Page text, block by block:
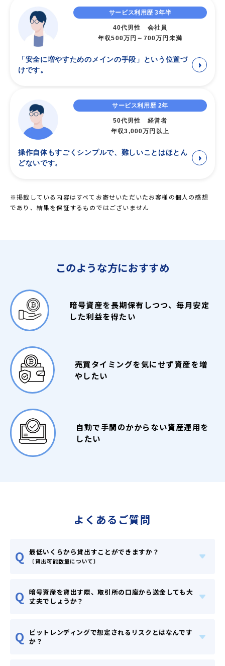
業者や運用会社の協力に基づき、独自の運用手法を採用してい
ます。その結果、他社専門事業者が提供するサービスと比較し
ても、高い貸借料率を実現できております。
有力な暗号資産運用ファンドなど、複数の機関と運用に係る契
約を結び、独自のポートフォリオを構築することで、最適なリ
スク・リターンを実現しています。
のハッキングや破綻によるリスクを軽減。お客様の資産の安全
性を最大限に高めます。
USDT（ERC-20）
Ethereum
(ERC-20)
8USDT
（TRC-20）
Tron
USDC （ERC-20）
Ethereum 4DAI
Filecoin 0.001FIL
XNK Ethereum 0.002 XNK
安」との表記になっているのは返還手数料が割り引かれるケ
ースがあるためです。
これは、２つ以上の取引をまとめて返還送金を行う場合や、
貸出暗号資産の返還、紹介報酬の出金に伴う送金手数料につい
料回数は「返還請求」、「紹介報酬出金」の各手続き画面の
「手数料目安」
で確認できます。
詳細
毎年1月1日に無料回数が4回まで回復します。
消えます。
複数請求*の場合、まとめての送金処理となり無料回数は消
費しません。
※「返還請求」と「紹介報酬出金」は別々でカウントされます。
複数請求* ＝ 通貨・受取アドレス・返還予定日が同様の2件目以
降の請求。
J-CAMは、より安全かつ透明性あるサービス提供の実現に向け
た深い知見を習得するとともに、サービス価値の向上を図るべ
く、暗号資産関連事業等の環境整備を目的とする会員組織、一
JCBAへの入会を通じて、既存の加入事業者様との連携・協力を
深めることにより、国内の暗号資産関連ビジネス等の環境整備
および健全な発展に貢献していく所存です。
運用方針
下記の方針に基づき、リスクを効果的に管理しながら、運
ポートフォリオの分散管理
を分散管理しています。定期的にリバランスを行い、
投資比率を目標値に調整することで、リスクを効果的
に管理しています。
運用提携パートナーの選定には、プロジェクトの信頼
性や背後にあるチームも含めて総合的なデューデリジ
投資運用手法の多様化
現するために、投資運用手法やリスクリワードを多様
化しています。これにより、市場の変動に柔軟に対応
し、収益を最大化する努力をしています。
透明性を重視し、運用結果を定期的にご報告し
ています
サービス利用歴 3年半
40代男性 会社員
年収500万円～700万円未満
「安全に増やすためのメインの手段」という位置づ
けです。
＞
サービス利用歴 2年
50代男性 経営者
年収3,000万円以上
操作自体もすごくシンプルで、難しいことはほとん
どないです。
＞
※掲載している内容はすべてお寄せいただいたお客様の個人の感想
であり、結果を保証するものではございません
このような方におすすめ
暗号資産を長期保有しつつ、毎月安定
した利益を得たい
売買タイミングを気にせず資産を増
やしたい
自動で手間のかからない資産運用を
したい
よくあるご質問
Q 最低いくらから貸出すことができますか？
〔貸出可能数量について〕
Q 暗号資産を貸出す際、取引所の口座から送金しても大
丈夫でしょうか？
Q
ビットレンディングで想定されるリスクとはなんです
か？